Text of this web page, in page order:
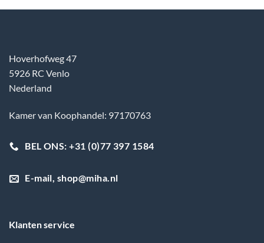
Hoverhofweg 47
5926 RC Venlo
Nederland
Kamer van Koophandel: 97170763
BEL ONS: +31 (0)77 397 1584
E-mail, shop@miha.nl
Klanten service